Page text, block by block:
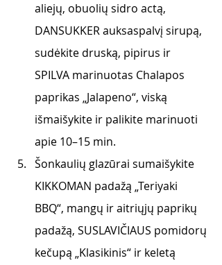
aliejų, obuolių sidro actą,
DANSUKKER auksaspalvį sirupą,
sudėkite druską, pipirus ir
SPILVA marinuotas Chalapos
paprikas „Jalapeno“, viską
išmaišykite ir palikite marinuoti
apie 10–15 min.
Šonkaulių glazūrai sumaišykite
KIKKOMAN padažą „Teriyaki
BBQ“, mangų ir aitriųjų paprikų
padažą, SUSLAVIČIAUS pomidorų
kečupą „Klasikinis“ ir keletą